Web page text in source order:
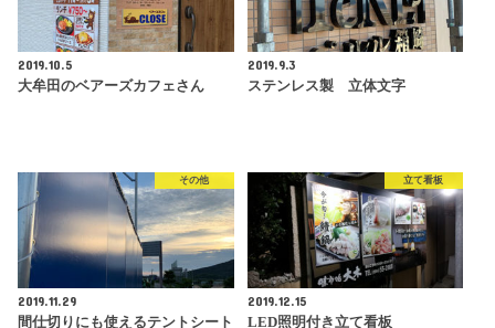
2019.10.5
大牟田のベアーズカフェさん
2019.9.3
ステンレス製 立体文字
その他
2019.11.29
間仕切りにも使えるテントシート
立て看板
2019.12.15
LED照明付き立て看板